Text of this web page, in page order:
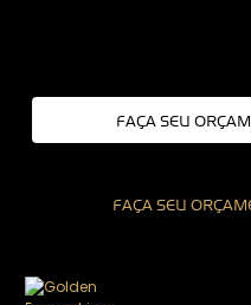
FAÇA SEU
FAÇA SEU